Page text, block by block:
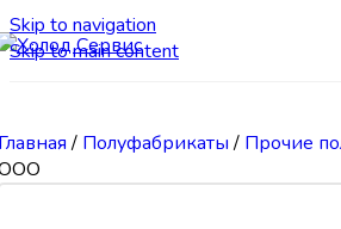
Skip to navigation
Skip to main content
/ Полуфабрикаты/ Прочие